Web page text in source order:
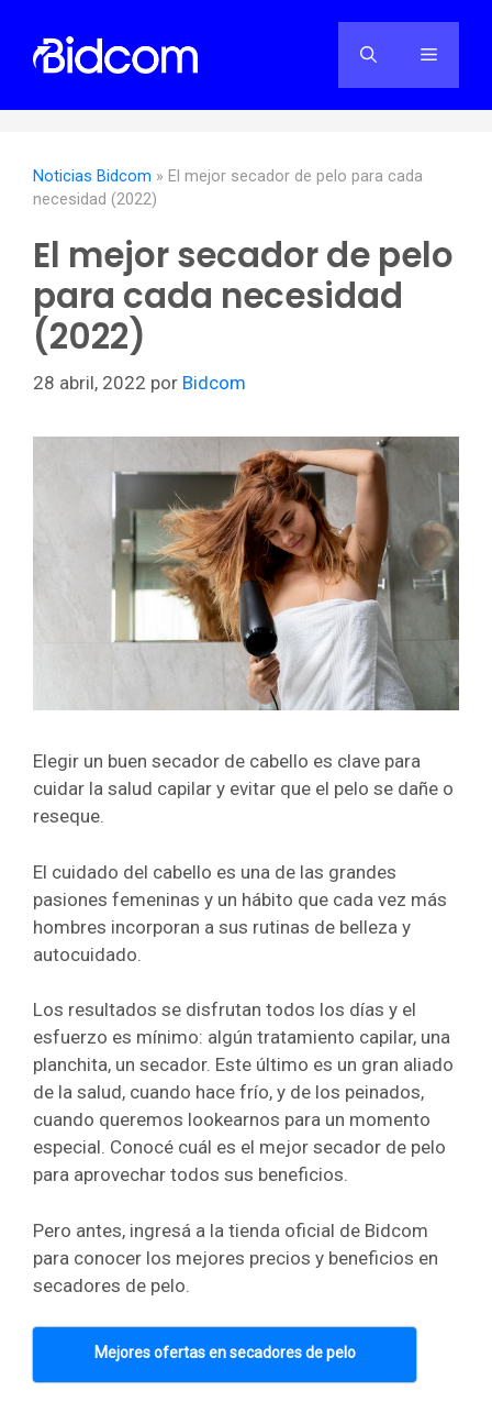
contenido
Menú
Noticias Bidcom » El mejor secador de pelo para cada
necesidad (2022)
El mejor secador de pelo
para cada necesidad
(2022)
28 abril, 2022 por Bidcom
Elegir un buen secador de cabello es clave para
cuidar la salud capilar y evitar que el pelo se dañe o
reseque.
El cuidado del cabello es una de las grandes
pasiones femeninas y un hábito que cada vez más
hombres incorporan a sus rutinas de belleza y
autocuidado.
Los resultados se disfrutan todos los días y el
esfuerzo es mínimo: algún tratamiento capilar, una
planchita, un secador. Este último es un gran aliado
de la salud, cuando hace frío, y de los peinados,
cuando queremos lookearnos para un momento
especial. Conocé cuál es el mejor secador de pelo
para aprovechar todos sus beneficios.
Pero antes, ingresá a la tienda oficial de Bidcom
para conocer los mejores precios y beneficios en
secadores de pelo.
Mejores ofertas en secadores de pelo